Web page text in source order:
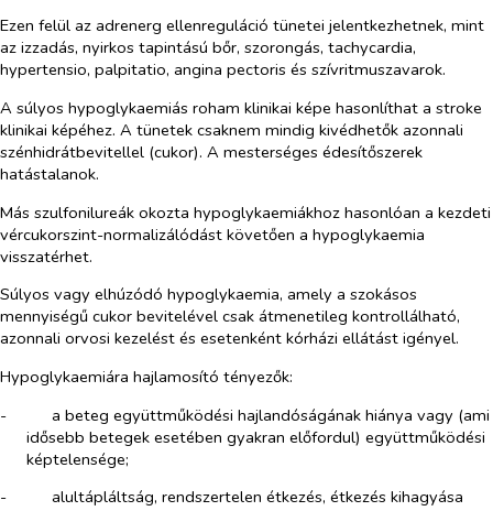
Ezen felül az adrenerg ellenreguláció tünetei jelentkezhetnek, mint
az izzadás, nyirkos tapintású bőr, szorongás, tachycardia,
hypertensio, palpitatio, angina pectoris és szívritmuszavarok.
A súlyos hypoglykaemiás roham klinikai képe hasonlíthat a stroke
klinikai képéhez. A tünetek csaknem mindig kivédhetők azonnali
szénhidrátbevitellel (cukor). A mesterséges édesítőszerek
hatástalanok.
Más szulfonilureák okozta hypoglykaemiákhoz hasonlóan a kezdeti
vércukorszint-normalizálódást követően a hypoglykaemia
visszatérhet.
Súlyos vagy elhúzódó hypoglykaemia, amely a szokásos
mennyiségű cukor bevitelével csak átmenetileg kontrollálható,
azonnali orvosi kezelést és esetenként kórházi ellátást igényel.
Hypoglykaemiára hajlamosító tényezők:
-​
a beteg együttműködési hajlandóságának hiánya vagy (ami
idősebb betegek esetében gyakran előfordul) együttműködési
képtelensége;
-​
alultápláltság, rendszertelen étkezés, étkezés kihagyása